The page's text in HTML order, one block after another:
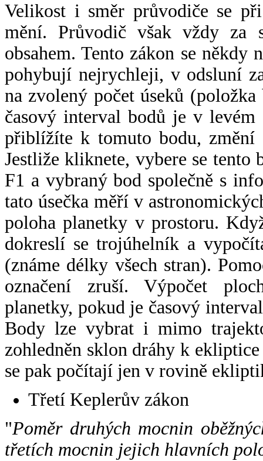
Velikost i směr průvodiče se
mění. Průvodič však vždy za
obsahem. Tento zákon se někdy
pohybují nejrychleji, v odsluní
na zvolený počet úseků
časový interval bodů je v
přiblížíte k tomuto bodu,
Jestliže kliknete, vybere se tento
F1 a vybraný bod společně s
tato úsečka měří v
poloha planetky v prostoru.
dokreslí se trojúhelník a
(známe délky všech stran).
označení zruší. Výpočet
planetky, pokud je časový
Body lze vybrat i mimo
zohledněn sklon dráhy k
se pak počítají jen v rovině
Třetí Keplerův zákon
"Poměr druhých mocnin
třetích mocnin jejich hlavních